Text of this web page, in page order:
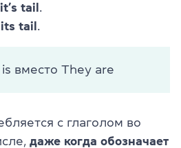
it’s tail
its tail
вместо They are
с глаголом во
даже когда обозначает